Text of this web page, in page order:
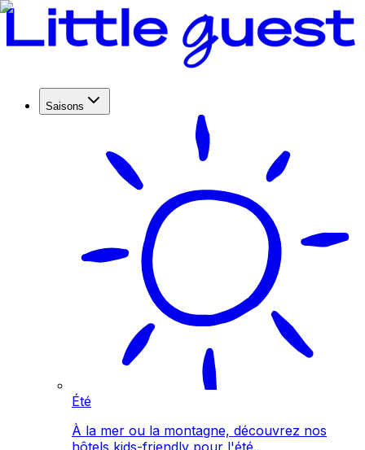
Saisons
Été
À la mer ou la montagne, découvrez nos
hôtels kids-friendly pour l'été.